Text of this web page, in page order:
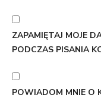
ZAPAMIĘTAJ MOJE
PODCZAS PISANIA
POWIADOM MNIE O